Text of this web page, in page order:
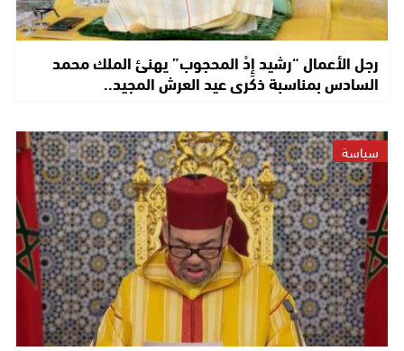
رجل الأعمال “رشيد إِدْ المحجوب” يهنئ الملك محمد
السادس بمناسبة ذكرى عيد العرش المجيد..
سياسة